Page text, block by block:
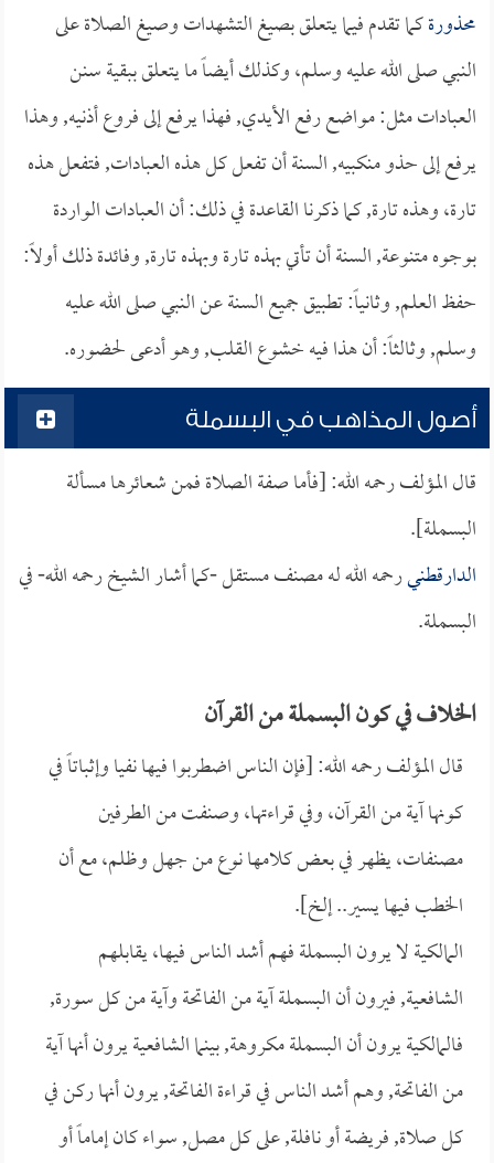
محذورةكما تقدم فيما يتعلق بصيغ التشهدات وصيغ الصلاة على
النبي صلى الله عليه وسلم، وكذلك أيضاً ما يتعلق ببقية سنن
العبادات مثل: مواضع رفع الأيدي, فهذا يرفع إلى فروع أذنيه, وهذا
يرفع إلى حذو منكبيه, السنة أن تفعل كل هذه العبادات, فتفعل هذه
تارة، وهذه تارة, كما ذكرنا القاعدة في ذلك: أن العبادات الواردة
بوجوه متنوعة, السنة أن تأتي بهذه تارة وبهذه تارة, وفائدة ذلك أولاً:
حفظ العلم, وثانياً: تطبيق جميع السنة عن النبي صلى الله عليه
وسلم, وثالثاً: أن هذا فيه خشوع القلب, وهو أدعى لحضوره.
أصول المذاهب في البسملة
قال المؤلف رحمه الله: [فأما صفة الصلاة فمن شعائرها مسألة
البسملة].
الدارقطنيرحمه الله له مصنف مستقل -كما أشار الشيخ رحمه الله- في
البسملة.
الخلاف في كون البسملة من القرآن
قال المؤلف رحمه الله: [فإن الناس اضطربوا فيها نفيا وإثباتاً في
كونها آية من القرآن، وفي قراءتها، وصنفت من الطرفين
مصنفات، يظهر في بعض كلامها نوع من جهل وظلم، مع أن
الخطب فيها يسير.. إلخ].
المالكية لا يرون البسملة فهم أشد الناس فيها، يقابلهم
الشافعية, فيرون أن البسملة آية من الفاتحة وآية من كل سورة,
فالمالكية يرون أن البسملة مكروهة, بينما الشافعية يرون أنها آية
من الفاتحة, وهم أشد الناس في قراءة الفاتحة, يرون أنها ركن في
كل صلاة, فريضة أو نافلة, على كل مصل, سواء كان إماماً أو